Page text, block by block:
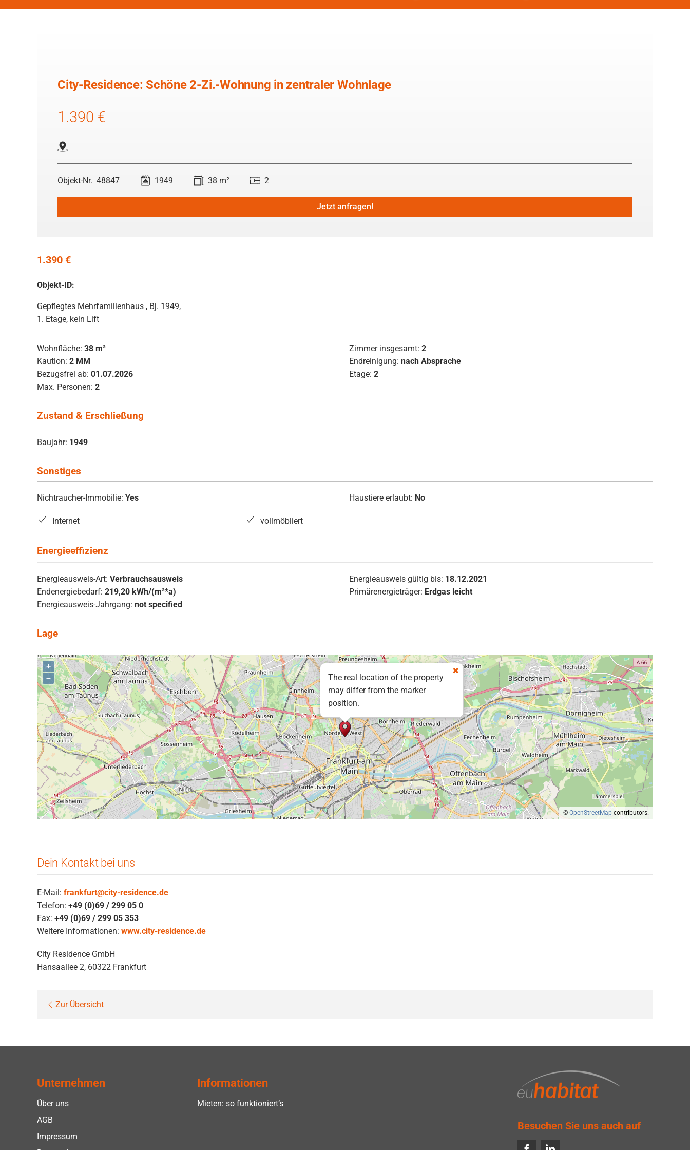
City-Residence: Schöne 2-Zi.-Wohnung in zentraler Wohnlage
1.390 €
48847 1949 38 m² 2
Jetzt anfragen!
1.390 €
Objekt-ID:
Gepflegtes Mehrfamilienhaus , Bj. 1949,
1. Etage, kein Lift
Wohnfläche: 38 m² Zimmer insgesamt: 2
Kaution: 2 MM Endreinigung: nach Absprache
Bezugsfrei ab: 01.07.2026 Etage: 2
Max. Personen: 2
Zustand & Erschließung
Baujahr: 1949
Sonstiges
Nichtraucher-Immobilie: Yes Haustiere erlaubt: No
Internet vollmöbliert
Energieausweis-Art: Verbrauchsausweis Energieausweis gültig bis: 18.12.2021
Endenergiebedarf: 219,20 kWh/(m²*a) Primärenergieträger: Erdgas leicht
Energieausweis-Jahrgang: not specified
The real location of the property
may differ from the marker
position.
+
–
© OpenStreetMap contributors.
Dein Kontakt bei uns
E-Mail: frankfurt@city-residence.de
Telefon: +49 (0)69 / 299 05 0
Fax: +49 (0)69 / 299 05 353
Weitere Informationen: www.city-residence.de
City Residence GmbH
Hansaallee 2, 60322 Frankfurt
Zur Übersicht
Unternehmen
Über uns
AGB
Impressum
Informationen
Mieten: so funktioniert’s
Besuchen Sie uns auch auf